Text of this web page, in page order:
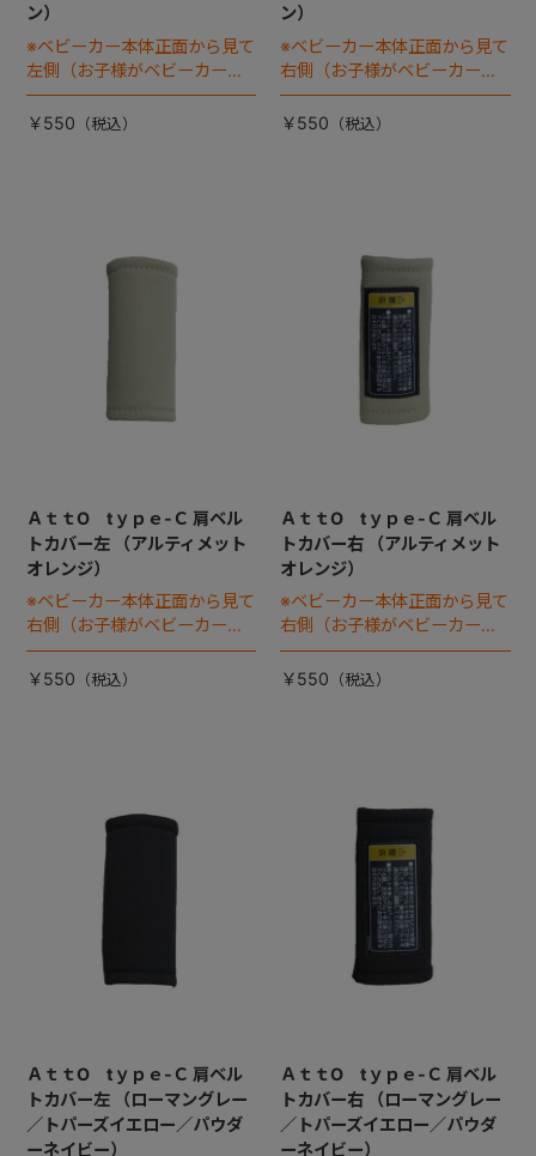
ン）
※ベビーカー本体正面から見て
左側（お子様がベビーカーに
座った状態で右手側となりま
す）
￥550
ン）
※ベビーカー本体正面から見て
右側（お子様がベビーカーに
座った状態で左手側となりま
す）
￥550
ＡｔｔO tｙｐｅ-Ｃ 肩ベル
トカバー左 （アルティメット
オレンジ）
※ベビーカー本体正面から見て
右側（お子様がベビーカーに
座った状態で左手側となりま
す）
￥550
ＡｔｔO tｙｐｅ-Ｃ 肩ベル
トカバー右 （アルティメット
オレンジ）
※ベビーカー本体正面から見て
右側（お子様がベビーカーに
座った状態で左手側となりま
す）
￥550
ＡｔｔO tｙｐｅ-Ｃ 肩ベル
トカバー左 （ローマングレー
／トパーズイエロー／パウダ
ーネイビー）
ＡｔｔO tｙｐｅ-Ｃ 肩ベル
トカバー右 （ローマングレー
／トパーズイエロー／パウダ
ーネイビー）